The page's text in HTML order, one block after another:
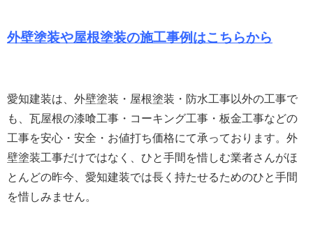
外壁塗装や屋根塗装の施工事例はこちらから
愛知建装は、外壁塗装・屋根塗装・防水工事以外の工事で
も、瓦屋根の漆喰工事・コーキング工事・板金工事などの
工事を安心・安全・お値打ち価格にて承っております。 外
壁塗装工事だけではなく、ひと手間を惜しむ業者さんがほ
とんどの昨今、愛知建装では長く持たせるためのひと手間
を惜しみません。